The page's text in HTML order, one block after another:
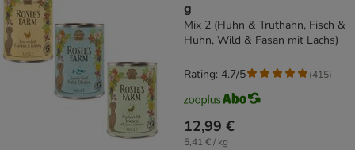
g
Mix 2 (Huhn & Truthahn, Fisch &
Huhn, Wild & Fasan mit Lachs)
12,99 €
5,41 € / kg
Rating: 4.7/5 (415)